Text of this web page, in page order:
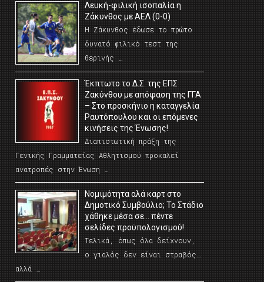
Λευκή-φιλική ισοπαλία η
Ζάκυνθος με ΑΕΛ (0-0)
Η Ζάκυνθος έδωσε το πρώτο
δυνατό φιλικό τεστ της
θερινής …
Έκπτωτο το Δ.Σ. της ΕΠΣ
Ζακύνθου με απόφαση της ΓΓΑ
– Στο προσκήνιο η καταγγελία
Ραυτόπουλου και οι επόμενες
κινήσεις της Ένωσης!
Διαπιστωτική πράξη της
Γενικής Γραμματείας Αθλητισμού προκαλεί
ανατροπές στην Ένωση …
Νομιμότητα αλά καρτ στο
Δημοτικό Συμβούλιο; Το Στάδιο
χάθηκε μέσα σε… πέντε
σελίδες προϋπολογισμού!
Τελικά, όπως όλα δείχνουν,
ο γιαλός δεν είναι στραβός…
αλλά …